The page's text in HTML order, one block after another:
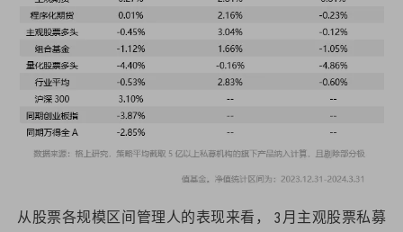
从股票各规模区间管理人的表现来看， 3月主观股票私募